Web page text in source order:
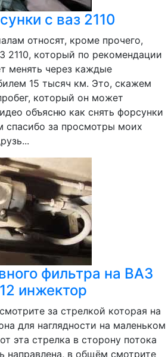
с ваз 2110
относят, кроме прочего,
2110, который по рекомендации
менять через каждые
15 тысяч км. Это, скажем
который он может
объясню как снять форсунки
спасибо за просмотры моих
фильтра на ВАЗ
инжектор
за стрелкой которая на
для наглядности на маленьком
эта стрелка в сторону потока
направлена, в общём смотрите